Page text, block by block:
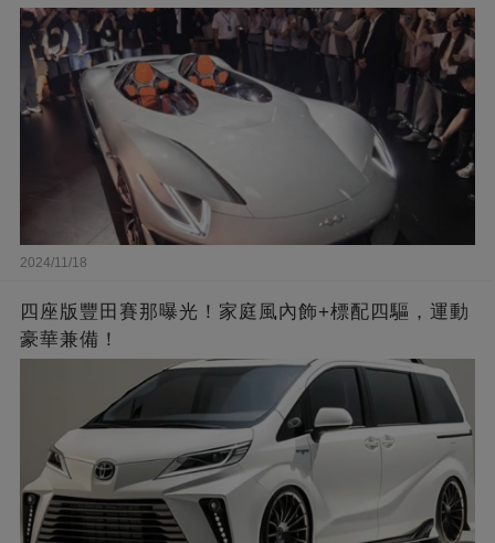
2024/11/18
四座版豐田賽那曝光！家庭風內飾+標配四驅，運動
豪華兼備！